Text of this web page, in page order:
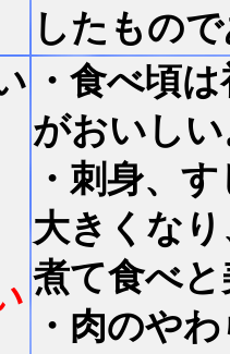
したもの
・食べ頃
がおいし
・刺身、
大きくな
煮て食べ
・肉のや